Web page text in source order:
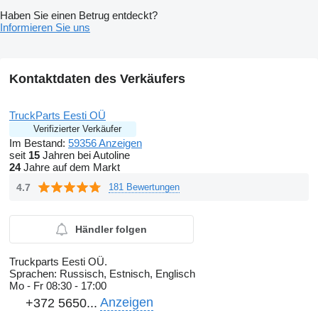
Haben Sie einen Betrug entdeckt?
Informieren Sie uns
Kontaktdaten des Verkäufers
TruckParts Eesti OÜ
Verifizierter Verkäufer
Im Bestand: 59356 Anzeigen
seit 15 Jahren bei Autoline
24Jahre auf dem Markt
4.7 181 Bewertungen
Händler folgen
Truckparts Eesti OÜ.
Sprachen: Russisch, Estnisch, Englisch
Mo - Fr 08:30 - 17:00
+372 5650... Anzeigen